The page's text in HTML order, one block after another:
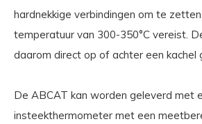
hardnekkige verbindingen om te
temperatuur van 300-350°C vereist.
daarom direct op of achter een kachel
De ABCAT kan worden geleverd met
insteekthermometer met een